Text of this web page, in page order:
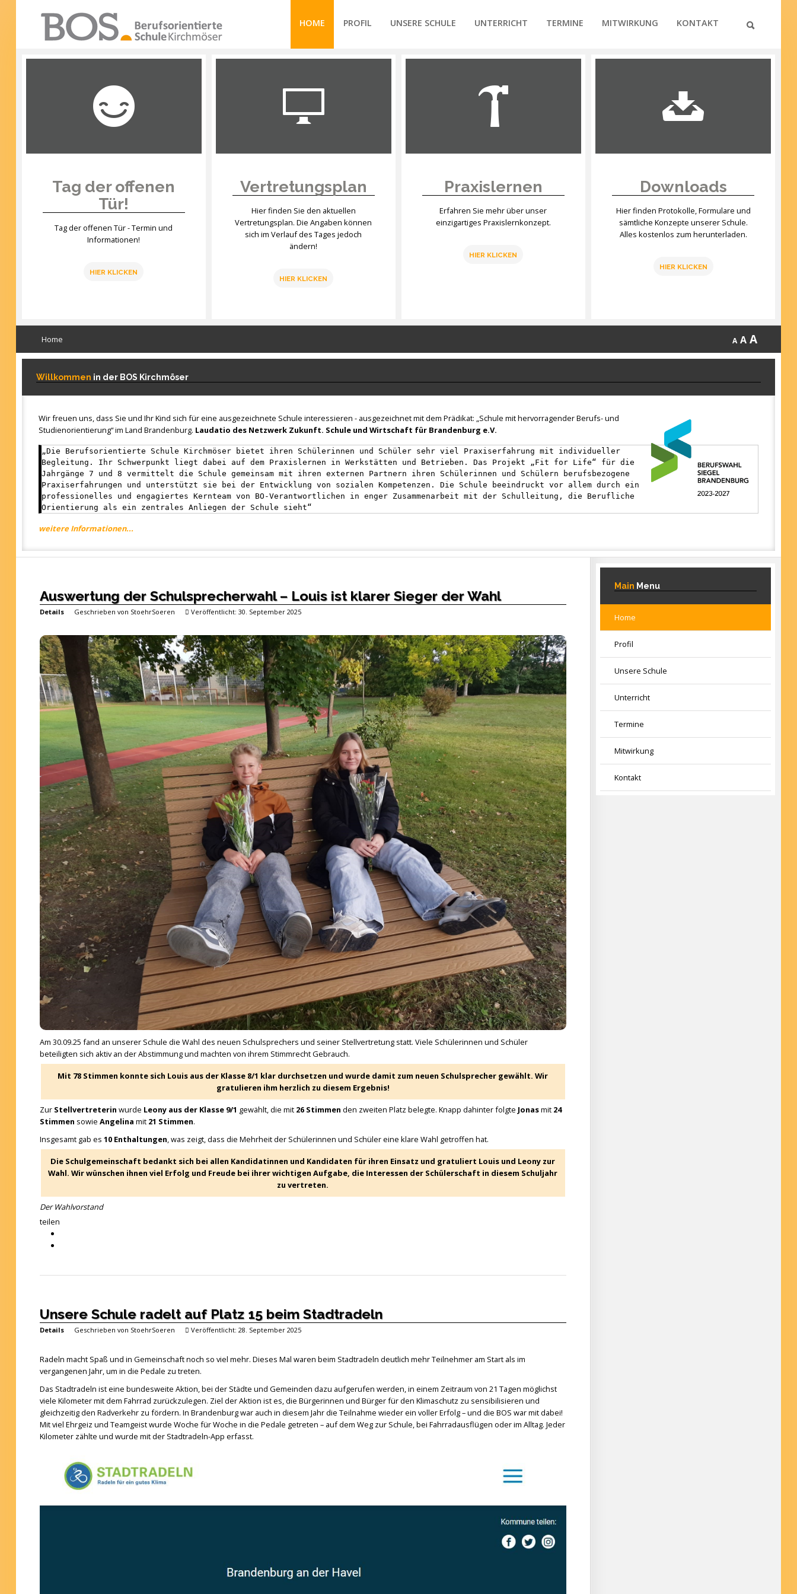
Unsere Schule
Mitwirkung
HOME PROFIL UNSERE SCHULE UNTERRICHT TERMINE MITWIRKUNG KONTAKT
Tag der offenen
Tür!
Tag der offenen Tür - Termin und
Informationen!
HIER KLICKEN
Vertretungsplan
Hier finden Sie den aktuellen
Vertretungsplan. Die Angaben können
sich im Verlauf des Tages jedoch
ändern!
HIER KLICKEN
Praxislernen
Erfahren Sie mehr über unser
einzigartiges Praxislernkonzept.
HIER KLICKEN
Downloads
Hier finden Protokolle, Formulare und
sämtliche Konzepte unserer Schule.
Alles kostenlos zum herunterladen.
HIER KLICKEN
Home A A A
Willkommen in der BOS Kirchmöser
Wir freuen uns, dass Sie und Ihr Kind sich für eine ausgezeichnete Schule interessieren - ausgezeichnet mit dem Prädikat: „Schule mit hervorragender Berufs- und
Studienorientierung“ im Land Brandenburg. Laudatio des Netzwerk Zukunft. Schule und Wirtschaft für Brandenburg e.V.
„Die Berufsorientierte Schule Kirchmöser bietet ihren Schülerinnen und Schüler sehr viel Praxiserfahrung mit individueller
Begleitung. Ihr Schwerpunkt liegt dabei auf dem Praxislernen in Werkstätten und Betrieben. Das Projekt „Fit for Life“ für die
Jahrgänge 7 und 8 vermittelt die Schule gemeinsam mit ihren externen Partnern ihren Schülerinnen und Schülern berufsbezogene
Praxiserfahrungen und unterstützt sie bei der Entwicklung von sozialen Kompetenzen. Die Schule beeindruckt vor allem durch ein
professionelles und engagiertes Kernteam von BO-Verantwortlichen in enger Zusammenarbeit mit der Schulleitung, die Berufliche
Orientierung als ein zentrales Anliegen der Schule sieht“
weitere Informationen...
Auswertung der Schulsprecherwahl – Louis ist klarer Sieger der Wahl
Details Geschrieben von StoehrSoeren Veröffentlicht: 30. September 2025
Am 30.09.25 fand an unserer Schule die Wahl des neuen Schulsprechers und seiner Stellvertretung statt. Viele Schülerinnen und Schüler
beteiligten sich aktiv an der Abstimmung und machten von ihrem Stimmrecht Gebrauch.
Mit 78 Stimmen konnte sich Louis aus der Klasse 8/1 klar durchsetzen und wurde damit zum neuen Schulsprecher gewählt. Wir
gratulieren ihm herzlich zu diesem Ergebnis!
Zur Stellvertreterin wurde Leony aus der Klasse 9/1 gewählt, die mit 26 Stimmen den zweiten Platz belegte. Knapp dahinter folgte Jonasmit 24
Stimmen sowie Angelina mit 21 Stimmen.
Insgesamt gab es 10 Enthaltungen, was zeigt, dass die Mehrheit der Schülerinnen und Schüler eine klare Wahl getroffen hat.
Die Schulgemeinschaft bedankt sich bei allen Kandidatinnen und Kandidaten für ihren Einsatz und gratuliert Louis und Leony zur
Wahl. Wir wünschen ihnen viel Erfolg und Freude bei ihrer wichtigen Aufgabe, die Interessen der Schülerschaft in diesem Schuljahr
zu vertreten.
Der Wahlvorstand
teilen
Unsere Schule radelt auf Platz 15 beim Stadtradeln
Details Geschrieben von StoehrSoeren Veröffentlicht: 28. September 2025
Radeln macht Spaß und in Gemeinschaft noch so viel mehr. Dieses Mal waren beim Stadtradeln deutlich mehr Teilnehmer am Start als im
vergangenen Jahr, um in die Pedale zu treten.
Das Stadtradeln ist eine bundesweite Aktion, bei der Städte und Gemeinden dazu aufgerufen werden, in einem Zeitraum von 21 Tagen möglichst
viele Kilometer mit dem Fahrrad zurückzulegen. Ziel der Aktion ist es, die Bürgerinnen und Bürger für den Klimaschutz zu sensibilisieren und
gleichzeitig den Radverkehr zu fördern. In Brandenburg war auch in diesem Jahr die Teilnahme wieder ein voller Erfolg – und die BOS war mit dabei!
Mit viel Ehrgeiz und Teamgeist wurde Woche für Woche in die Pedale getreten – auf dem Weg zur Schule, bei Fahrradausflügen oder im Alltag. Jeder
Kilometer zählte und wurde mit der Stadtradeln-App erfasst.
Main Menu
Home
Profil
Unsere Schule
Unterricht
Termine
Mitwirkung
Kontakt